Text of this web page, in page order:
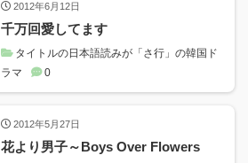
2012年6月12日
千万回愛してます
タイトルの日本語読みが「さ行」の韓国ド
ラマ
0
2012年5月27日
花より男子～Boys Over Flowers